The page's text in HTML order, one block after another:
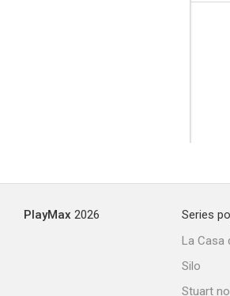
PlayMax 2026
Series
La Casa
Silo